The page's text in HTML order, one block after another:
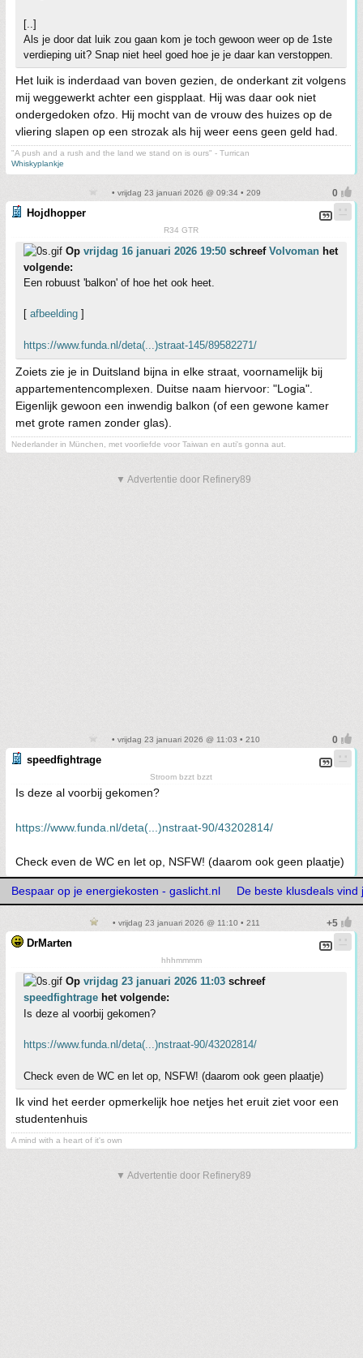
[..]
Als je door dat luik zou gaan kom je toch gewoon weer op de 1ste
verdieping uit? Snap niet heel goed hoe je je daar kan verstoppen.
Het luik is inderdaad van boven gezien, de onderkant zit volgens
mij weggewerkt achter een gispplaat. Hij was daar ook niet
ondergedoken ofzo. Hij mocht van de vrouw des huizes op de
vliering slapen op een strozak als hij weer eens geen geld had.
"A push and a rush and the land we stand on is ours" - Turrican
Whiskyplankje
• vrijdag 23 januari 2026 @ 09:34 • 209
Hojdhopper
R34 GTR
Op vrijdag 16 januari 2026 19:50 schreef Volvoman het
volgende:
Een robuust 'balkon' of hoe het ook heet.
[ afbeelding ]
https://www.funda.nl/deta(...)straat-145/89582271/
Zoiets zie je in Duitsland bijna in elke straat, voornamelijk bij
appartementencomplexen. Duitse naam hiervoor: "Logia".
Eigenlijk gewoon een inwendig balkon (of een gewone kamer
met grote ramen zonder glas).
Nederlander in München, met voorliefde voor Taiwan en auti's gonna aut.
▼ Advertentie door Refinery89
• vrijdag 23 januari 2026 @ 11:03 • 210
speedfightrage
Stroom bzzt bzzt
Is deze al voorbij gekomen?
https://www.funda.nl/deta(...)nstraat-90/43202814/
Check even de WC en let op, NSFW! (daarom ook geen plaatje)
Bespaar op je energiekosten - gaslicht.nl De beste klusdeals vind
• vrijdag 23 januari 2026 @ 11:10 • 211
DrMarten
hhhmmmm
Op vrijdag 23 januari 2026 11:03 schreef
speedfightrage het volgende:
Is deze al voorbij gekomen?
https://www.funda.nl/deta(...)nstraat-90/43202814/
Check even de WC en let op, NSFW! (daarom ook geen plaatje)
Ik vind het eerder opmerkelijk hoe netjes het eruit ziet voor een
studentenhuis
A mind with a heart of it's own
▼ Advertentie door Refinery89